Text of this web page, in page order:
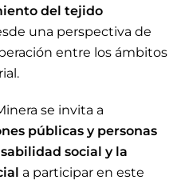
del tejido
una perspectiva de
entre los ámbitos
se invita a
públicas y personas
social y la
a participar en este